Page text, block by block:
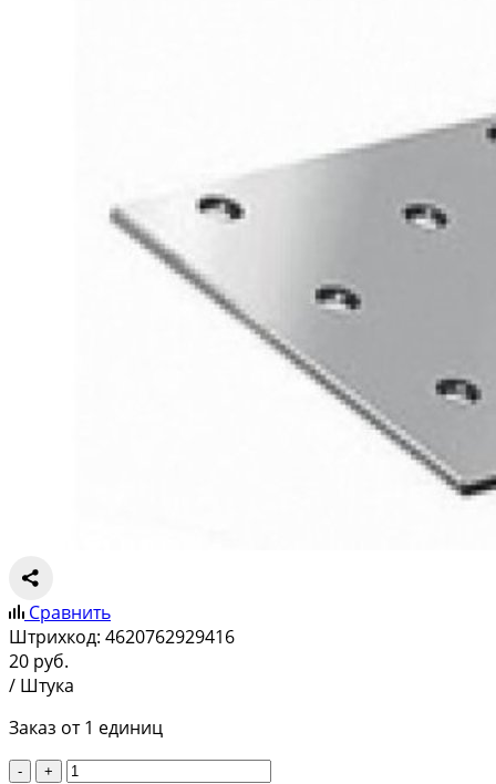
Сравнить
Штрихкод: 4620762929416
20 руб.
/ Штука
Заказ от 1 единиц
- +